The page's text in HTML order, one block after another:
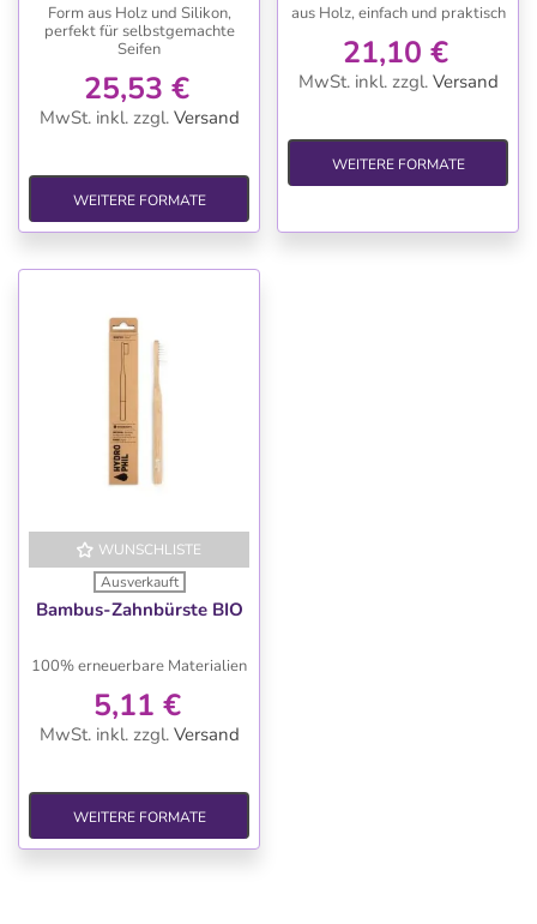
Form aus Holz und Silikon,
perfekt für selbstgemachte
Seifen
25,53 €
MwSt. inkl. zzgl. Versand
WEITERE FORMATE
aus Holz, einfach und praktisch
21,10 €
MwSt. inkl. zzgl. Versand
WEITERE FORMATE
WUNSCHLISTE
Ausverkauft
Bambus-Zahnbürste BIO
100% erneuerbare Materialien
5,11 €
MwSt. inkl. zzgl. Versand
WEITERE FORMATE